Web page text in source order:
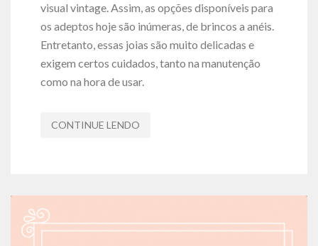
visual vintage. Assim, as opções disponíveis para
os adeptos hoje são inúmeras, de brincos a anéis.
Entretanto, essas joias são muito delicadas e
exigem certos cuidados, tanto na manutenção
como na hora de usar.
CONTINUE LENDO